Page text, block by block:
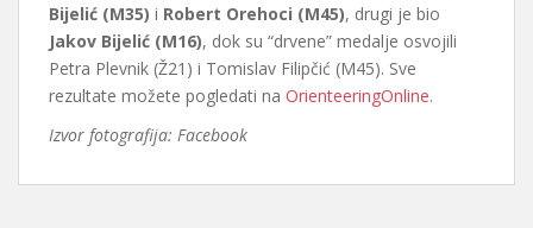
Bijelić (M35) i Robert Orehoci (M45), drugi je bio
Jakov Bijelić (M16), dok su “drvene” medalje osvojili
Petra Plevnik (Ž21) i Tomislav Filipčić (M45). Sve
rezultate možete pogledati na OrienteeringOnline.
Izvor fotografija: Facebook